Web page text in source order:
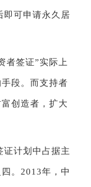
即可申请永久居
签证”实际上
段。而支持者
创造者，扩大
计划中占据主
。2013年，中